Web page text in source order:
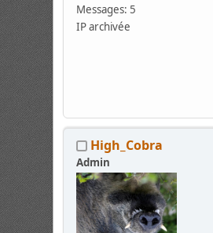
Messages: 5
IP archivée
High_Cobra
Admin